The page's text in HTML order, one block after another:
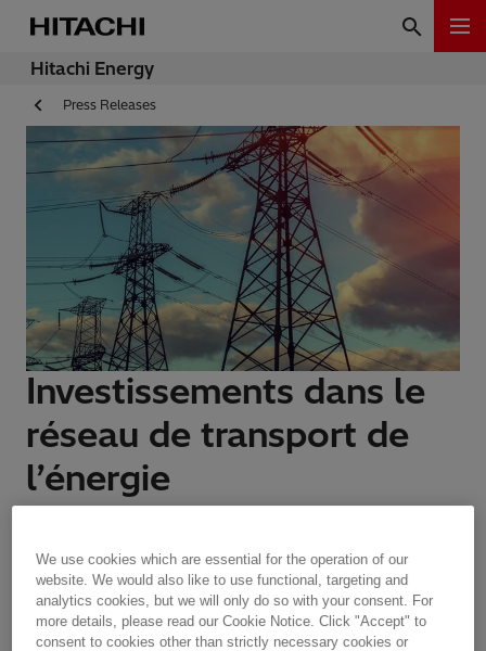
Hitachi Energy
Press Releases
Investissements dans le
réseau de transport de
l’énergie
We use cookies which are essential for the operation of our
website. We would also like to use functional, targeting and
analytics cookies, but we will only do so with your consent. For
more details, please read our Cookie Notice. Click "Accept" to
consent to cookies other than strictly necessary cookies or